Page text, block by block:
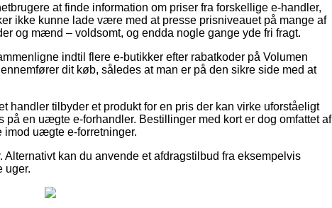
at finde information om priser fra forskellige e-handler,
ikke kunne lade være med at presse prisniveauet på mange af
og mænd – voldsomt, og endda nogle gange yde fri fragt.
indtil flere e-butikker efter rabatkoder på Volumen
dit køb, således at man er på den sikre side med at
handler tilbyder et produkt for en pris der kan virke uforståeligt
en uægte e-forhandler. Bestillinger med kort er dog omfattet af
imod uægte e-forretninger.
kan du anvende et afdragstilbud fra eksempelvis
uger.